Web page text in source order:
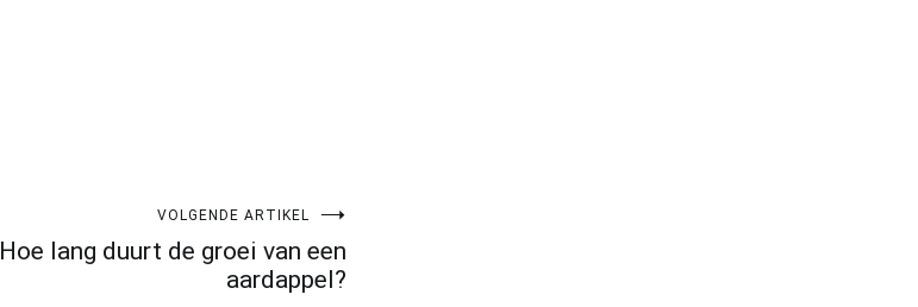
VOLGENDE ARTIKEL
Hoe lang duurt de groei van een
aardappel?